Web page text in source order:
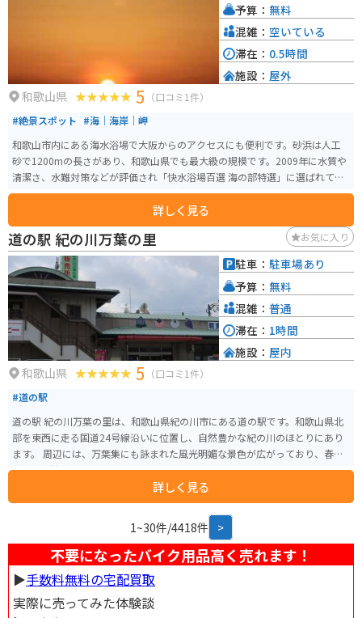
和歌山県 5 （口コミ1件）
#絶景スポット #海｜海岸｜岬
和歌山市内にある海水浴場で大阪からのアクセスにも便利です。砂浜は人工
砂で1200mの長さがあり、和歌山県でも最大級の規模です。2009年に水質や
清潔さ、水難対策などが評価され「快水浴場百選 海の部特選」に選ばれてい
ます。 万葉集に詠まれた景勝地である和歌の浦にあり、施設も充実していま
す。駐車場は17時までで有料です。詳しく見る
予算： 無料
混雑： 空いている
滞在： 0.5時間
施設： 屋外
道の駅 紀の川万葉の里 お気に入り
和歌山県 5 （口コミ1件）
#道の駅
道の駅 紀の川万葉の里は、和歌山県紀の川市にある道の駅です。和歌山県北
部を東西に走る国道24号線沿いに位置し、自然豊かな紀の川のほとりにあり
ます。 周辺には、万葉集にも詠まれた風光明媚な景色が広がっており、春に
は美しい桜並木を楽しむことができます。道の駅には、地元の新鮮な農産物
や特産品を販売する直売所や、地元の食材を使った料理を提供するレストラ
ンがあります。 バイクで訪れる場合、道の駅には広い駐車場が完備されてい
るため安心です。紀の川沿いを走る快適なツーリングコースとしても人気が
あり、周辺には道の駅 くしがきの里など、他の道の駅も点在しています。 道
の駅 紀の川万葉の里は、地元の文化や自然に触れ、和歌山の魅力を満喫でき
るスポットです。
詳しく見る
駐車： 駐車場あり
予算： 無料
混雑： 普通
滞在： 1時間
施設： 屋内
1~30件/4418件 >
不要になったバイク用品高く売れます！
▶︎手数料無料の宅配買取
実際に売ってみた体験談